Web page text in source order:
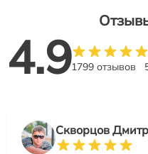
4.91799 отзывов
Скворцов